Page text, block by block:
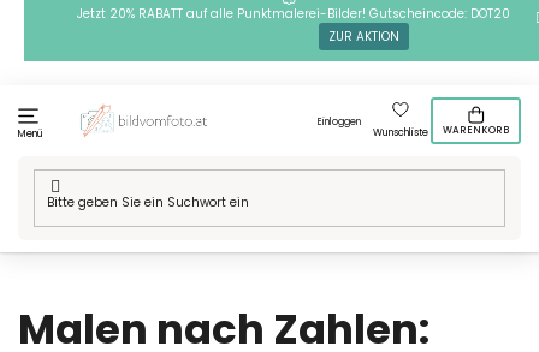
Jetzt 20% RABATT auf alle Punktmalerei-Bilder! Gutscheincode: DOT20
ZUR AKTION
Menü
Einloggen
Wunschliste
WARENKORB
Startseite
/ Anleitungen / Malen nach Zahlen: Nützliche Tipps
Malen nach Zahlen: